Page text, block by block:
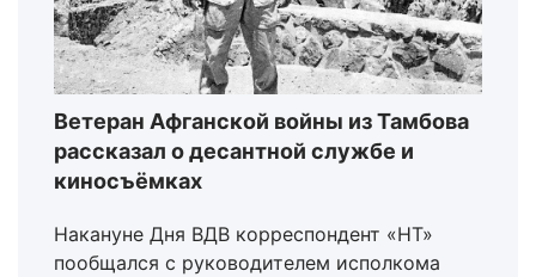
Ветеран Афганской войны из Тамбова
рассказал о десантной службе и
киносъёмках
Накануне Дня ВДВ корреспондент «НТ»
пообщался с руководителем исполкома